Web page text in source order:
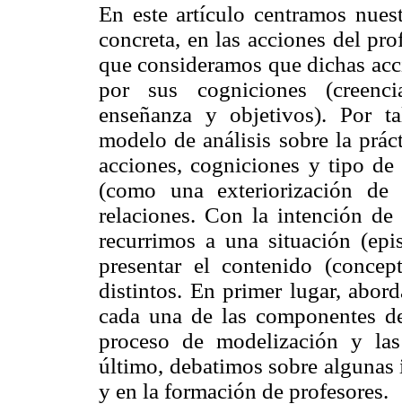
En este artículo centramos
concreta, en las acciones del
que consideramos que dichas
por sus cogniciones
enseñanza y objetivos). Por
modelo de análisis sobre la
acciones, cogniciones y tipo
(como una exteriorización
relaciones. Con la intención
recurrimos a una situación
presentar el contenido
distintos. En primer lugar,
cada una de las componentes
proceso de modelización y
último, debatimos sobre
y en la formación de profesores.